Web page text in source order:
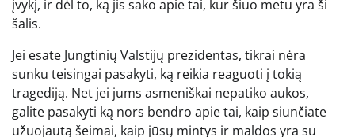
įvykį, ir dėl to, ką jis sako apie tai, kur šiuo metu yra ši
šalis.
Jei esate Jungtinių Valstijų prezidentas, tikrai nėra
sunku teisingai pasakyti, ką reikia reaguoti į tokią
tragediją. Net jei jums asmeniškai nepatiko aukos,
galite pasakyti ką nors bendro apie tai, kaip siunčiate
užuojautą šeimai, kaip jūsų mintys ir maldos yra su